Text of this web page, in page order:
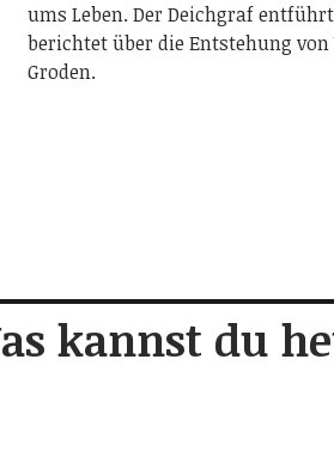
ums Leben. Der Deichgraf
berichtet über die Entstehung
Groden.
kannst du